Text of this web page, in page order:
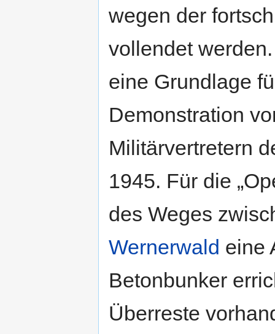
wegen der
vollendet
eine Grundlage
Demonstration
Militärvertretern
1945. Für die
des Weges
Wernerwald eine
Betonbunker
Überreste